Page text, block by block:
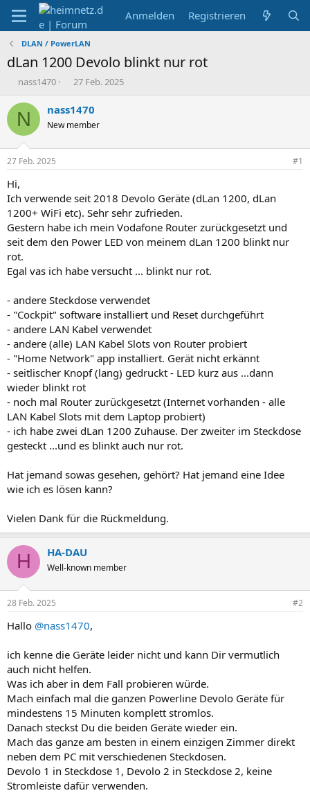
Anmelden Registrieren
DLAN / PowerLAN
dLan 1200 Devolo blinkt nur rot
E
s
t
e
nass1470
E
s
e
t
27 Feb. 2025
N nass1470
New member
27 Feb. 2025 #1
Hi,
Ich verwende seit 2018 Devolo Geräte (dLan 1200, dLan
1200+ WiFi etc). Sehr sehr zufrieden.
Gestern habe ich mein Vodafone Router zurückgesetzt und
seit dem den Power LED von meinem dLan 1200 blinkt nur
rot.
Egal vas ich habe versucht ... blinkt nur rot.
- andere Steckdose verwendet
- "Cockpit" software installiert und Reset durchgeführt
- andere LAN Kabel verwendet
- andere (alle) LAN Kabel Slots von Router probiert
- "Home Network" app installiert. Gerät nicht erkännt
- seitlischer Knopf (lang) gedruckt - LED kurz aus ...dann
wieder blinkt rot
- noch mal Router zurückgesetzt (Internet vorhanden - alle
LAN Kabel Slots mit dem Laptop probiert)
- ich habe zwei dLan 1200 Zuhause. Der zweiter im Steckdose
gesteckt ...und es blinkt auch nur rot.
Hat jemand sowas gesehen, gehört? Hat jemand eine Idee
wie ich es lösen kann?
Vielen Dank für die Rückmeldung.
H HA-DAU
Well-known member
28 Feb. 2025 #2
Hallo @nass1470,
ich kenne die Geräte leider nicht und kann Dir vermutlich
auch nicht helfen.
Was ich aber in dem Fall probieren würde.
Mach einfach mal die ganzen Powerline Devolo Geräte für
mindestens 15 Minuten komplett stromlos.
Danach steckst Du die beiden Geräte wieder ein.
Mach das ganze am besten in einem einzigen Zimmer direkt
neben dem PC mit verschiedenen Steckdosen.
Devolo 1 in Steckdose 1, Devolo 2 in Steckdose 2, keine
Stromleiste dafür verwenden.